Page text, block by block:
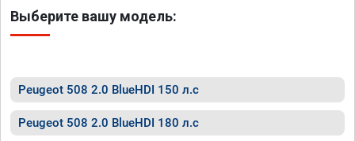
Выберите вашу модель:
Peugeot 508 2.0 BlueHDI 150 л.с
Peugeot 508 2.0 BlueHDI 180 л.с